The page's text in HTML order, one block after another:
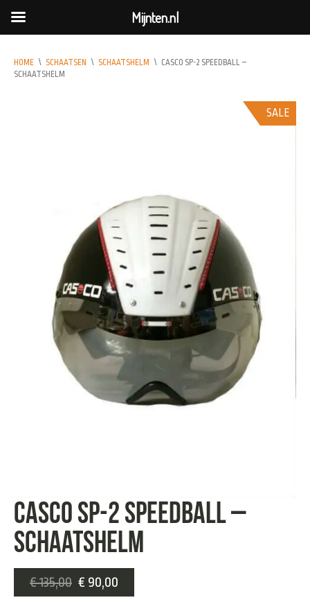
HOME \ SCHAATSEN \ SCHAATSHELM \ CASCO SP-2 SPEEDBALL –
SCHAATSHELM
SALE
Casco SP-2 Speedball –
Schaatshelm
€135,00 € 90,00
Mijnten.nl